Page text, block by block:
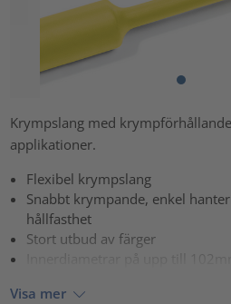
Krympslang med
applikationer.
Flexibel krympslang
Snabbt krympande, enkel
hållfasthet
Stort utbud av färger
Visa mer